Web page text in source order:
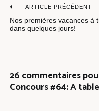
Navigation
de
ARTICLE PRÉCÉDENT
Nos premières vacances à
dans quelques jours!
26 commentaires
Concours #64: A